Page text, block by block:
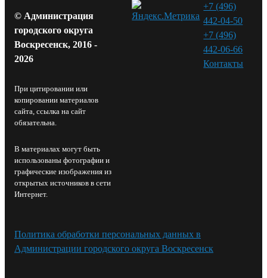
© Администрация
городского округа
Воскресенск, 2016 -
2026
При цитировании или
копировании материалов
сайта, ссылка на сайт
обязательна.
В материалах могут быть
использованы фотографии и
графические изображения из
открытых источников в сети
Интернет.
+7 (496)
442-04-50
+7 (496)
442-06-66
Контакты⁠
Политика обработки персональных данных в
Администрации городского округа Воскресенск